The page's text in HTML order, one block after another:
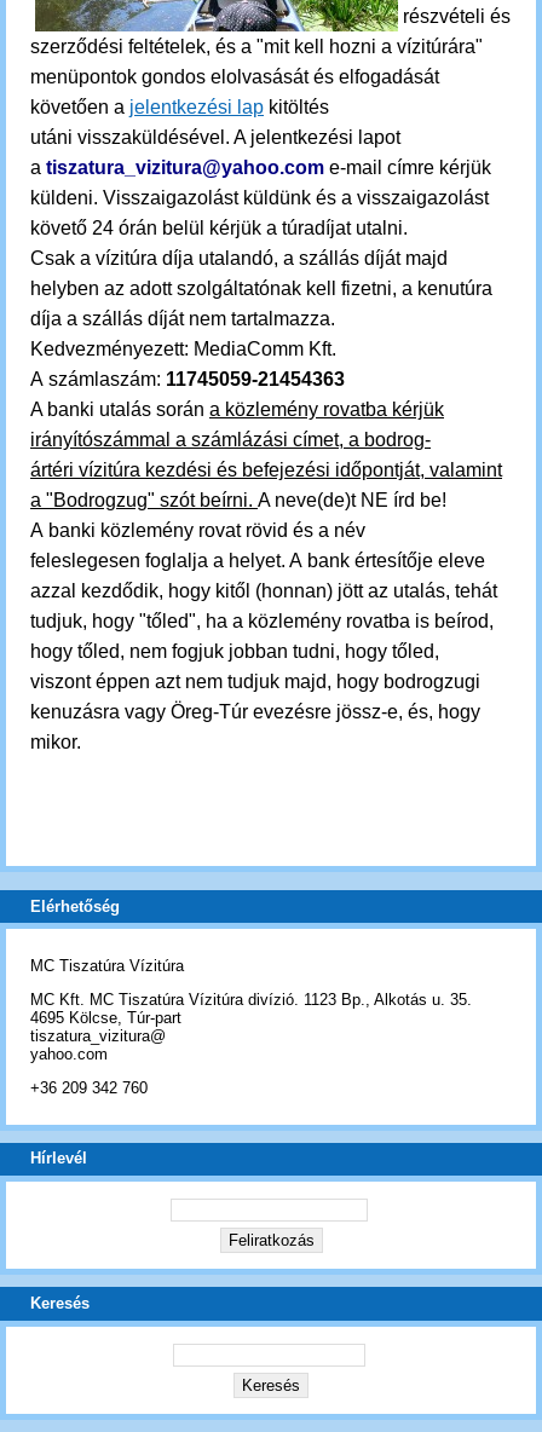
részvételi és
szerződési feltételek, és a "mit kell hozni a vízitúrára"
menüpontok gondos elolvasását és elfogadását
követően a jelentkezési lap kitöltés
utáni visszaküldésével. A jelentkezési lapot
a tiszatura_vizitura@yahoo.com e-mail címre kérjük
küldeni. Visszaigazolást küldünk és a visszaigazolást
követő 24 órán belül kérjük a túradíjat utalni.
Csak a vízitúra díja utalandó, a szállás díját majd
helyben az adott szolgáltatónak kell fizetni, a kenutúra
díja a szállás díját nem tartalmazza.
Kedvezményezett: MediaComm Kft.
A számlaszám: 11745059-21454363
A banki utalás során a közlemény rovatba kérjük
irányítószámmal a számlázási címet, a bodrog-
ártéri vízitúra kezdési és befejezési időpontját, valamint
a "Bodrogzug" szót beírni. A neve(de)t NE írd be!
A banki közlemény rovat rövid és a név
feleslegesen foglalja a helyet. A bank értesítője eleve
azzal kezdődik, hogy kitől (honnan) jött az utalás, tehát
tudjuk, hogy "tőled", ha a közlemény rovatba is beírod,
hogy tőled, nem fogjuk jobban tudni, hogy tőled,
viszont éppen azt nem tudjuk majd, hogy bodrogzugi
kenuzásra vagy Öreg-Túr evezésre jössz-e, és, hogy
mikor.
Elérhetőség
MC Tiszatúra Vízitúra
MC Kft. MC Tiszatúra Vízitúra divízió. 1123 Bp., Alkotás u. 35.
4695 Kölcse, Túr-part
tiszatura_vizitura@
yahoo.com
+36 209 342 760
Hírlevél
Keresés